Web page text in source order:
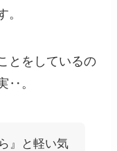
。
とをしているの
‥。
』と軽い気